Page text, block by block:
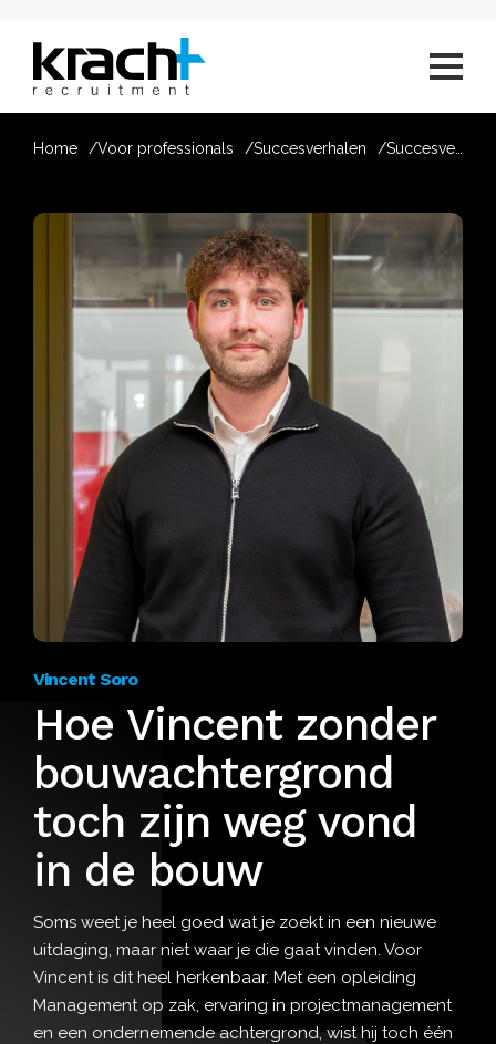
Home Voor professionals Succesverhalen
Vincent Soro
Hoe Vincent zonder
bouwachtergrond
toch zijn weg vond
in de bouw
Soms weet je heel goed wat je zoekt in een nieuwe
uitdaging, maar niet waar je die gaat vinden. Voor
Vincent is dit heel herkenbaar. Met een opleiding
Management op zak, ervaring in projectmanagement
en een ondernemende achtergrond, wist hij toch één